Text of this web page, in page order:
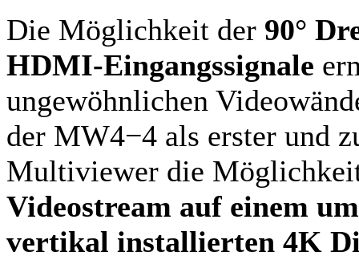
Die Möglichkeit der 90°
HDMI-Eingangssignale
ungewöhnlichen
der MW4−4 als erster und
Multiviewer die
Videostream auf einem
vertikal installierten 4K